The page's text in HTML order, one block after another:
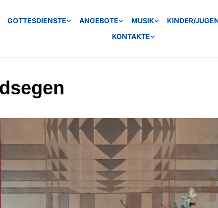
GOTTESDIENSTE ANGEBOTE MUSIK
KINDER/
KONTAKTE